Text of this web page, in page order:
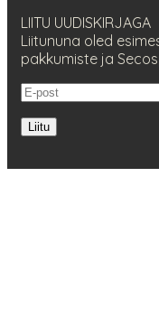
LIITU UUDISKIRJAGA
Liitununa oled
pakkumiste ja
Liitu